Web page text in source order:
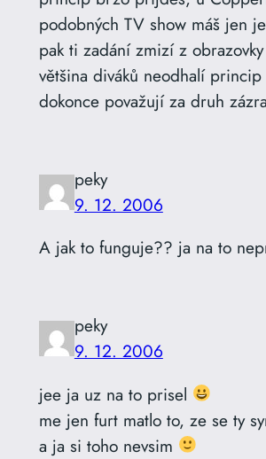
podobných TV show máš jen
pak ti zadání zmizí z
většina diváků neodhalí
dokonce považují za druh
peky
9. 12. 2006
A jak to funguje?? ja na to
peky
9. 12. 2006
jee ja uz na to prisel
me jen furt matlo to, ze se ty
a ja si toho nevsim